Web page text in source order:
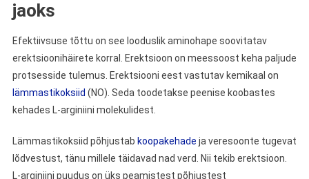
jaoks
Efektiivsuse tõttu on see looduslik aminohape soovitatav
erektsioonihäirete korral. Erektsioon on meessoost keha paljude
protsesside tulemus. Erektsiooni eest vastutav kemikaal on
lämmastikoksiid (NO). Seda toodetakse peenise koobastes
kehades L-arginiini molekulidest.
Lämmastikoksiid põhjustab koopakehade ja veresoonte tugevat
lõdvestust, tänu millele täidavad nad verd. Nii tekib erektsioon.
L-arginiini puudus on üks peamistest põhjustest